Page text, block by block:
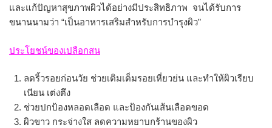
และแก้ปัญหาสุขภาพผิวได้อย่างมีประสิทธิภาพ จนได้รับการ
ขนานนามว่า “เป็นอาหารเสริมสำหรับการบำรุงผิว”
ประโยชน์ของเปลือกสน
ลดริ้วรอยก่อนวัย ช่วยเติมเต็มรอยเหี่ยวย่น และทำให้ผิวเรียบ
เนียน เต่งตึง
ช่วยปกป้องหลอดเลือด และป้องกันเส้นเลือดขอด
ผิวขาว กระจ่างใส ลดความหยาบกร้านของผิว